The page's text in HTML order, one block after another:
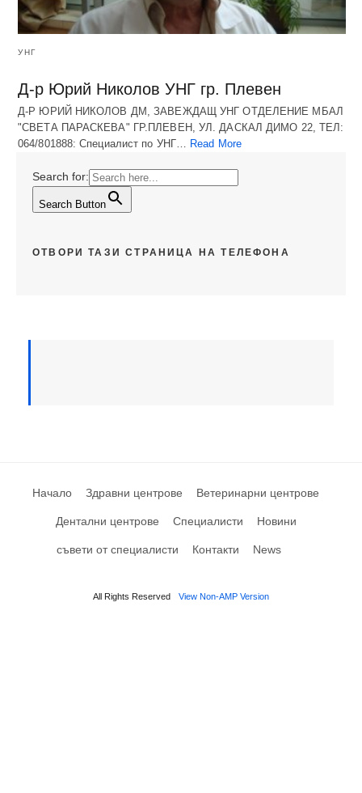
УНГ
Д-р Юрий Николов УНГ гр. Плевен
Д-Р ЮРИЙ НИКОЛОВ ДМ, ЗАВЕЖДАЩ УНГ ОТДЕЛЕНИЕ МБАЛ
"СВЕТА ПАРАСКЕВА" ГР.ПЛЕВЕН, УЛ. ДАСКАЛ ДИМО 22, ТЕЛ:
064/801888: Специалист по УНГ… Read More
Search for:
Search Button
ОТВОРИ ТАЗИ СТРАНИЦА НА ТЕЛЕФОНА
Начало Здравни центрове Ветеринарни центрове
Дентални центрове Специалисти Новини
съвети от специалисти Контакти News
All Rights Reserved View Non-AMP Version